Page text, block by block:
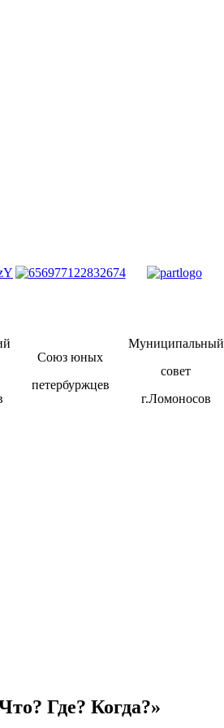
Союз юных
петербуржцев
Муниципальный
совет
г.Ломоносов
Где? Когда?»